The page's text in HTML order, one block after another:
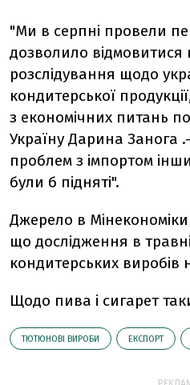
"Ми в серпні провели
дозволило відмовитися
розслідування щодо
кондитерської
з економічних питань
Україну Дарина Занога
проблем з імпортом
були б підняті".
Джерело в
що дослідження в
кондитерських
Щодо пива і сигарет
ТЮТЮНОВІ ВИРОБИ ЕКСПОРТ